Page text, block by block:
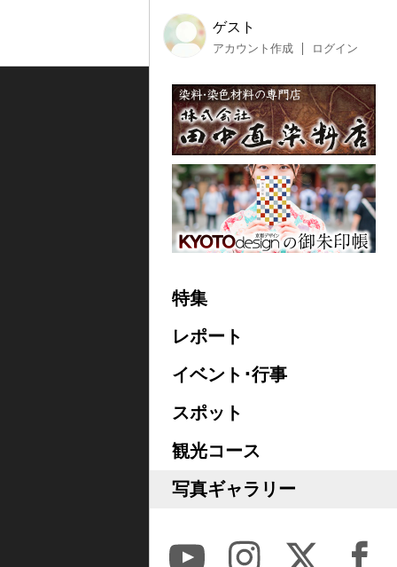
ゲスト
アカウント作成 ログイン
特集
レポート
イベント･行事
スポット
観光コース
写真ギャラリー